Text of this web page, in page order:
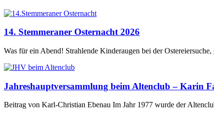
14. Stemmeraner Osternacht 2026
Was für ein Abend! Strahlende Kinderaugen bei der
Jahreshauptversammlung beim Altenclub – Karin
Beitrag von Karl-Christian Ebenau Im Jahr 1977 wurde der